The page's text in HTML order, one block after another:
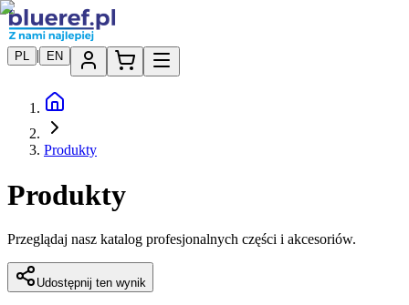
PL | EN
Produkty
Produkty
Przeglądaj nasz katalog profesjonalnych części i akcesoriów.
Udostępnij ten wynik